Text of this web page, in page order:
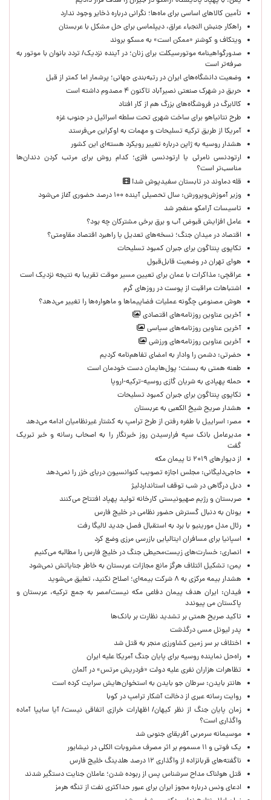
تأمین کالاهای اساسی برای ماه‌ها؛ نگرانی درباره ذخایر وجود ندارد
راهکار جنبش النجباء عراق، دیپلماسی برای حل مشکل با عربستان
ویتکاف و کوشنر «ممکن است» به مسکو بروند
صدورگواهینامه موتورسیکلت برای زنان؛ در آینده نزدیک/ تردد بانوان با موتور به‌
صرفه‌تر است
وضعیت دانشگاه‌های ایران در رتبه‌بندی جهانی؛ پرشمار اما کمتر از قبل
حریق در شهرک صنعتی نصیرآباد تاکنون ۴ مصدوم داشته است
کالابرگ در فروشگاه‌های بزرگ هم از کار افتاد
طرح نتانیاهو برای ساخت شهری تحت سلطه اسرائیل در جنوب غزه
آمریکا از طریق ترکیه تسلیحات و مهمات به اوکراین می‌فرستد
هشدار روسیه به ژاپن درباره تغییر رویکرد هسته‌ای این کشور
ارتودنسی نامرئی یا ارتودنسی فلزی؛ کدام روش برای مرتب کردن دندان‌ها
مناسب‌تر است؟
قله دماوند در تابستان سفیدپوش شد!
وزیر آموزش‌وپرورش: سال تحصیلی آینده ۱۰۰ درصد حضوری آغاز می‌شود
تاسیسات آرامکو منفجر شد
عامل افزایش قبوض آب و برق برخی مشترکان چه بود؟
اقتصاد در میدان جنگ؛ نسخه‌های تعدیل یا راهبرد اقتصاد مقاومتی؟
تکاپوی پنتاگون برای جبران کمبود تسلیحات
هوای تهران در وضعیت قابل‌قبول
عراقچی: مذاکرات با عمان برای تعیین مسیر موقت تقریبا به نتیجه نزدیک است
اشتباهات مراقبت از پوست در روزهای گرم
هوش مصنوعی چگونه عملیات فضاپیماها و ماهواره‌ها را تغییر می‌دهد؟
آخرین عناوین روزنامه‌های اقتصادی
آخرین عناوین روزنامه‌های سیاسی
آخرین عناوین روزنامه‌های ورزشی
حضرتی: دشمن را وادار به امضای تفاهم‌نامه کردیم
طعنه همتی به بسنت؛ پول‌هایمان دست خودمان است
حمله پهپادی به شریان گازی روسیه-ترکیه-اروپا
تکاپوی پنتاگون برای جبران کمبود تسلیحات
هشدار صریح شیخ الکعبی به عربستان
مصر: اسراییل با طفره رفتن از طرح ترامپ به کشتار غیرنظامیان ادامه می‌دهد
مدیرعامل بانک سپه فرارسیدن روز خبرنگار را به اصحاب رسانه و خبر تبریک
گفت
از دیوارهای ۲۰۱۹ تا پیمان مکه
حاجی‌دلیگانی: مجلس اجازه تصویب کنوانسیون دریای خزر را نمی‌دهد
دبل درگاهی در شب توقف استانداردلیژ
صربستان و رژیم صهیونیستی کارخانه تولید پهپاد افتتاح می‌کنند
یونان به دنبال گسترش حضور نظامی در خلیج فارس
رئال مدل مورینیو با برد به استقبال فصل جدید لالیگا رفت
اسپانیا برای مسافران ایتالیایی بازرسی مرزی وضع کرد
انصاری: خسارت‌های زیست‌محیطی جنگ در خلیج فارس را مطالبه‌ می‌کنیم
یمن: تشکیل ائتلاف هرگز مانع مجازات عربستان به خاطر جنایاتش نمی‌شود
هشدار بیمه مرکزی به ۸ شرکت بیمه‌ای؛ اصلاح نکنید، تعلیق می‌شوید
فیدان: ایران هدف پیمان دفاعی مکه نیست/مصر به جمع ترکیه، عربستان و
پاکستان می پیوندد
تاکید صریح همتی بر تشدید نظارت بر بانک‌ها
پدر لیونل مسی درگذشت
اختلاف بر سر زمین کشاورزی منجر به قتل شد
راه‌حل نماینده روسیه برای پایان جنگ آمریکا علیه ایران
تظاهرات هزاران نفری علیه دولت «فردریش مرتس» در آلمان
هانتر بایدن: سرطان جو بایدن به استخوان‌هایش سرایت کرده است
روایت رسانه عبری از دخالت آشکار ترامپ در کوبا
زمان پایان جنگ از نظر کیهان/ اظهارات خرازی اتفاقی نیست/ آیا سایپا آماده
واگذاری است؟
موسیمانه سرمربی آفریقای جنوبی شد
یک فوتی و ۱۱ مسموم بر اثر مصرف مشروبات الکلی در نیشابور
ناگفته‌های قربانزاده از واگذاری ۱۲ درصد هلدینگ خلیج فارس
قتل هولناک مداح سرشناس پس از ربوده شدن؛ عاملان جنایت دستگیر شدند
ادعای ونس درباره مجوز ایران برای عبور حداکثری نفت از تنگه هرمز